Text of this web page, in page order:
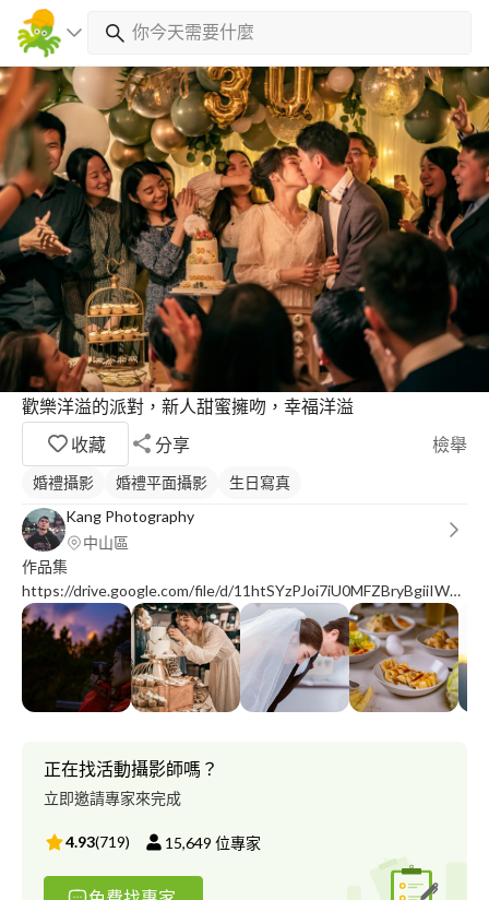
歡樂洋溢的派對，新人甜蜜擁吻，幸福洋溢
收藏
分享 檢舉
婚禮攝影 婚禮平面攝影
生日寫真
Kang Photography
中山區
作品集
https://drive.google.com/file/d/
usp=sharing 自接案攝影師 擅長：活動紀錄 人像外拍 食物攝影 短
片剪輯 喜歡捕抓最自然、動人的一幕 若您也喜歡這樣的風格歡迎
與我聯繫 歡迎各種形式的拍攝合作 kangluphoto @ gmail.com
正在找活動攝影師嗎？
立即邀請專家來完成
4.93(719) 15,649 位專家